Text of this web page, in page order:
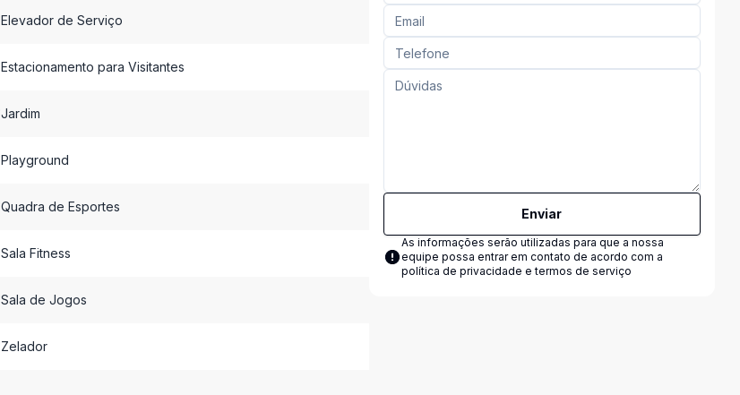
Elevador de Serviço
Estacionamento para Visitantes
Jardim
Playground
Quadra de Esportes
Sala Fitness
Sala de Jogos
Zelador
Enviar
As informações serão utilizadas para que a nossa
equipe possa entrar em contato de acordo com a
política de privacidade e termos de serviço